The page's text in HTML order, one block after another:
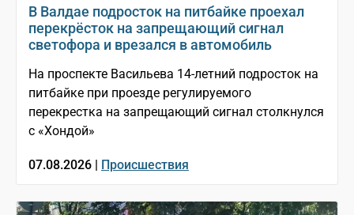
В Валдае подросток на питбайке проехал
перекрёсток на запрещающий сигнал
светофора и врезался в автомобиль
На проспекте Васильева 14-летний подросток на
питбайке при проезде регулируемого
перекрестка на запрещающий сигнал столкнулся
с «Хондой»
07.08.2026 | Происшествия